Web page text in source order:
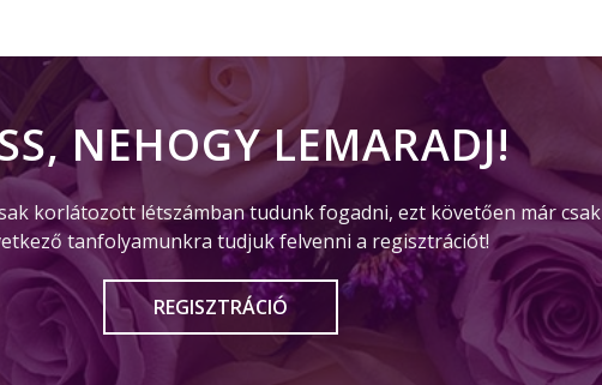
NEHOGY LEMARADJ!
korlátozott létszámban tudunk fogadni, ezt követően már csak
tanfolyamunkra tudjuk felvenni a regisztrációt!
REGISZTRÁCIÓ